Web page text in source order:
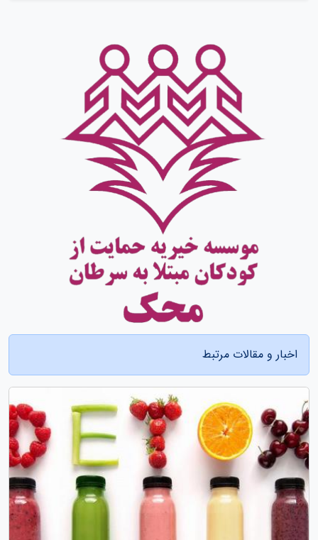
اخبار و مقالات مرتبط